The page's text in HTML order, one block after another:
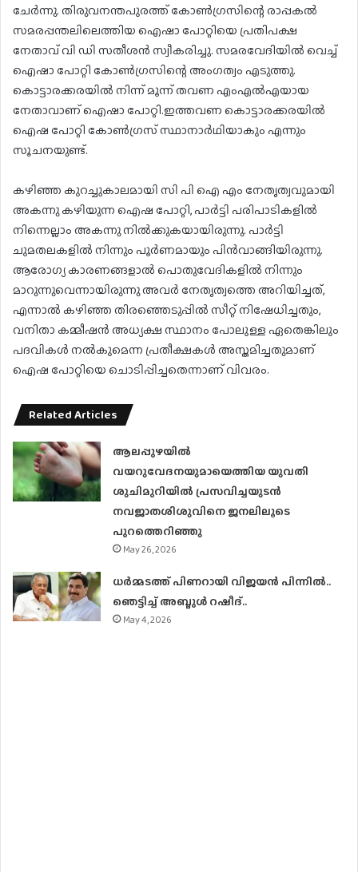
ചേര്‍ന്നു. തിരുവനന്തപുരത്ത് കോണ്‍ഗ്രസിന്റെ രാപ്പകല്‍
സമരപ്പന്തലിലെത്തിയ ഐഷാ പോറ്റിയെ പ്രതിപക്ഷ
നേതാവ് വി ഡി സതീശന്‍ സ്വീകരിച്ചു. സമരവേദിയില്‍ വെച്ച്
ഐഷാ പോറ്റി കോണ്‍ഗ്രസിന്റെ അംഗത്വം എടുത്തു.
കൊട്ടാരക്കരയില്‍ നിന്ന് മൂന്ന് തവണ എംഎല്‍എയായ
നേതാവാണ് ഐഷാ പോറ്റി.ഇത്തവണ കൊട്ടാരക്കരയിൽ
ഐഷ പോറ്റി കോൺഗ്രസ്‌ സ്ഥാനാർഥിയാകും എന്നും
സൂചനയുണ്ട്.
കഴിഞ്ഞ കുറച്ചുകാലമായി സി പി ഐ എം നേതൃത്വവുമായി
അകന്നു കഴിയുന്ന ഐഷ പോറ്റി, പാര്‍ട്ടി പരിപാടികളില്‍
നിന്നെല്ലാം അകന്നു നില്‍ക്കുകയായിരുന്നു. പാര്‍ട്ടി
ചുമതലകളില്‍ നിന്നും പൂര്‍ണമായും പിന്‍വാങ്ങിയിരുന്നു.
ആരോഗ്യ കാരണങ്ങളാല്‍ പൊതുവേദികളില്‍ നിന്നും
മാറുന്നുവെന്നായിരുന്നു അവര്‍ നേതൃത്വത്തെ അറിയിച്ചത്,
എന്നാല്‍ കഴിഞ്ഞ തിരഞ്ഞെടുപ്പില്‍ സീറ്റ് നിഷേധിച്ചതും,
വനിതാ കമ്മീഷന്‍ അധ്യക്ഷ സ്ഥാനം പോലുള്ള ഏതെങ്കിലും
പദവികള്‍ നല്‍കുമെന്ന പ്രതീക്ഷകള്‍ അസ്തമിച്ചതുമാണ്
ഐഷ പോറ്റിയെ ചൊടിപ്പിച്ചതെന്നാണ് വിവരം.
Related Articles
ആലപ്പുഴയിൽ
വയറുവേദനയുമായെത്തിയ യുവതി
ശുചിമുറിയിൽ പ്രസവിച്ചയുടൻ
നവജാതശിശുവിനെ ജനലിലൂടെ
പുറത്തെറിഞ്ഞു
May 26, 2026
ധര്‍മ്മടത്ത് പിണറായി വിജയന്‍ പിന്നില്‍..
ഞെട്ടിച്ച് അബ്ദുൾ റഷീദ്..
May 4, 2026